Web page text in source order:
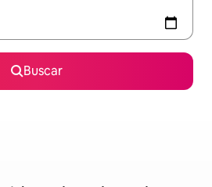
Buscar